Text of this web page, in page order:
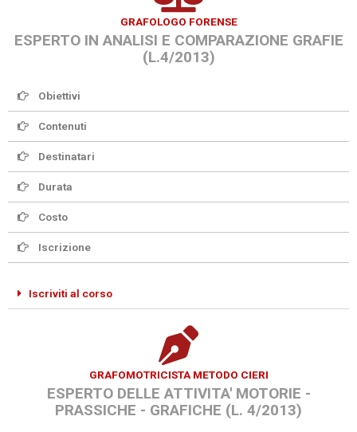
GRAFOLOGO FORENSE
ESPERTO IN ANALISI E COMPARAZIONE GRAFIE
(L.4/2013)
Obiettivi
Contenuti
Destinatari
Durata
Costo
Iscrizione
Iscriviti al corso
GRAFOMOTRICISTA METODO CIERI
ESPERTO DELLE ATTIVITA' MOTORIE -
PRASSICHE - GRAFICHE (L. 4/2013)